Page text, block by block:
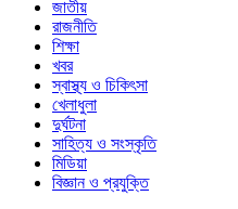
জাতীয়
রাজনীতি
শিক্ষা
খবর
স্বাস্থ্য ও চিকিৎসা
খেলাধুলা
দুর্ঘটনা
সাহিত্য ও সংস্কৃতি
মিডিয়া
বিজ্ঞান ও প্রযুক্তি